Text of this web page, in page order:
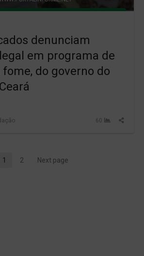
denunciam
em programa de
do governo do
60
Share
Page
1 Page
2 Next page